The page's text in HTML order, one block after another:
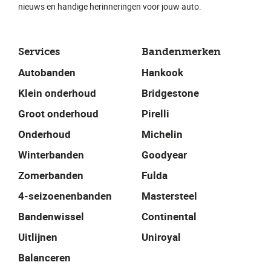
Services
Autobanden
Klein onderhoud
Groot onderhoud
Onderhoud
Winterbanden
Zomerbanden
4-seizoenenbanden
Bandenwissel
Uitlijnen
Balanceren
Bandenmerken
Hankook
Bridgestone
Pirelli
Michelin
Goodyear
Fulda
Mastersteel
Continental
Uniroyal
nieuws en handige herinneringen voor jouw auto.